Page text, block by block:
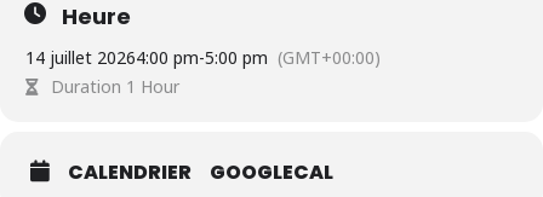
Heure
14 juillet 20264:00 pm-5:00 pm (GMT+00:00)
Duration 1 Hour
CALENDRIER GOOGLECAL